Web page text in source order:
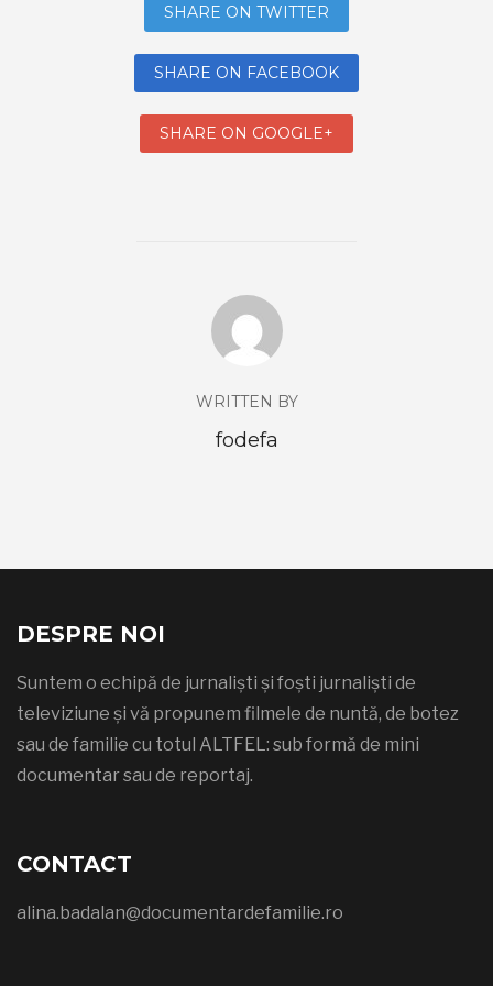
SHARE ON TWITTER
SHARE ON FACEBOOK
SHARE ON GOOGLE+
WRITTEN BY
fodefa
DESPRE NOI
Suntem o echipă de jurnaliști și foști jurnaliști de
televiziune și vă propunem filmele de nuntă, de botez
sau de familie cu totul ALTFEL: sub formă de mini
documentar sau de reportaj.
CONTACT
alina.badalan@documentardefamilie.ro